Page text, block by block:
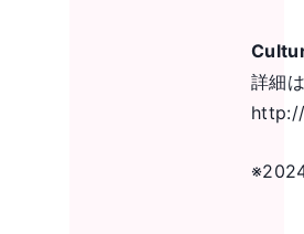
詳細